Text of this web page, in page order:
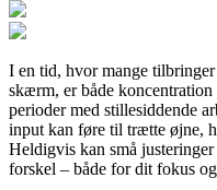
I en tid, hvor mange tilbringer
skærm, er både
perioder med stillesiddende
input kan føre til trætte øjne,
Heldigvis kan små
forskel – både for dit fokus